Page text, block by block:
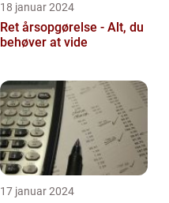
18 januar 2024
Ret årsopgørelse - Alt, du
behøver at vide
17 januar 2024